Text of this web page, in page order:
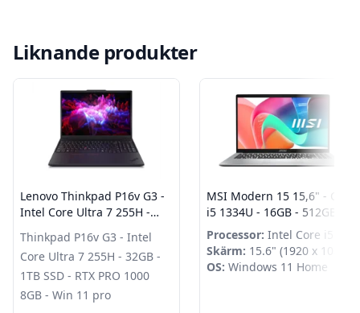
Liknande produkter
Lenovo Thinkpad P16v G3 -
Intel Core Ultra 7 255H -
1000 8GB - Win 11 pro
Thinkpad P16v G3 - Intel
Core Ultra 7 255H - 32GB -
1TB SSD - RTX PRO 1000
8GB - Win 11 pro
MSI Modern 15 15,6" - Core
i5 1334U - 16GB - 512GB
SSD - Windows 11 Home
Processor: Intel Core i5
1334U
Skärm: 15.6" (1920 x 1080)
OS: Windows 11 Home